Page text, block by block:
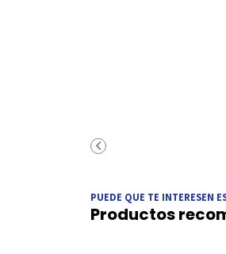
PUEDE QUE TE INTERESEN
Productos